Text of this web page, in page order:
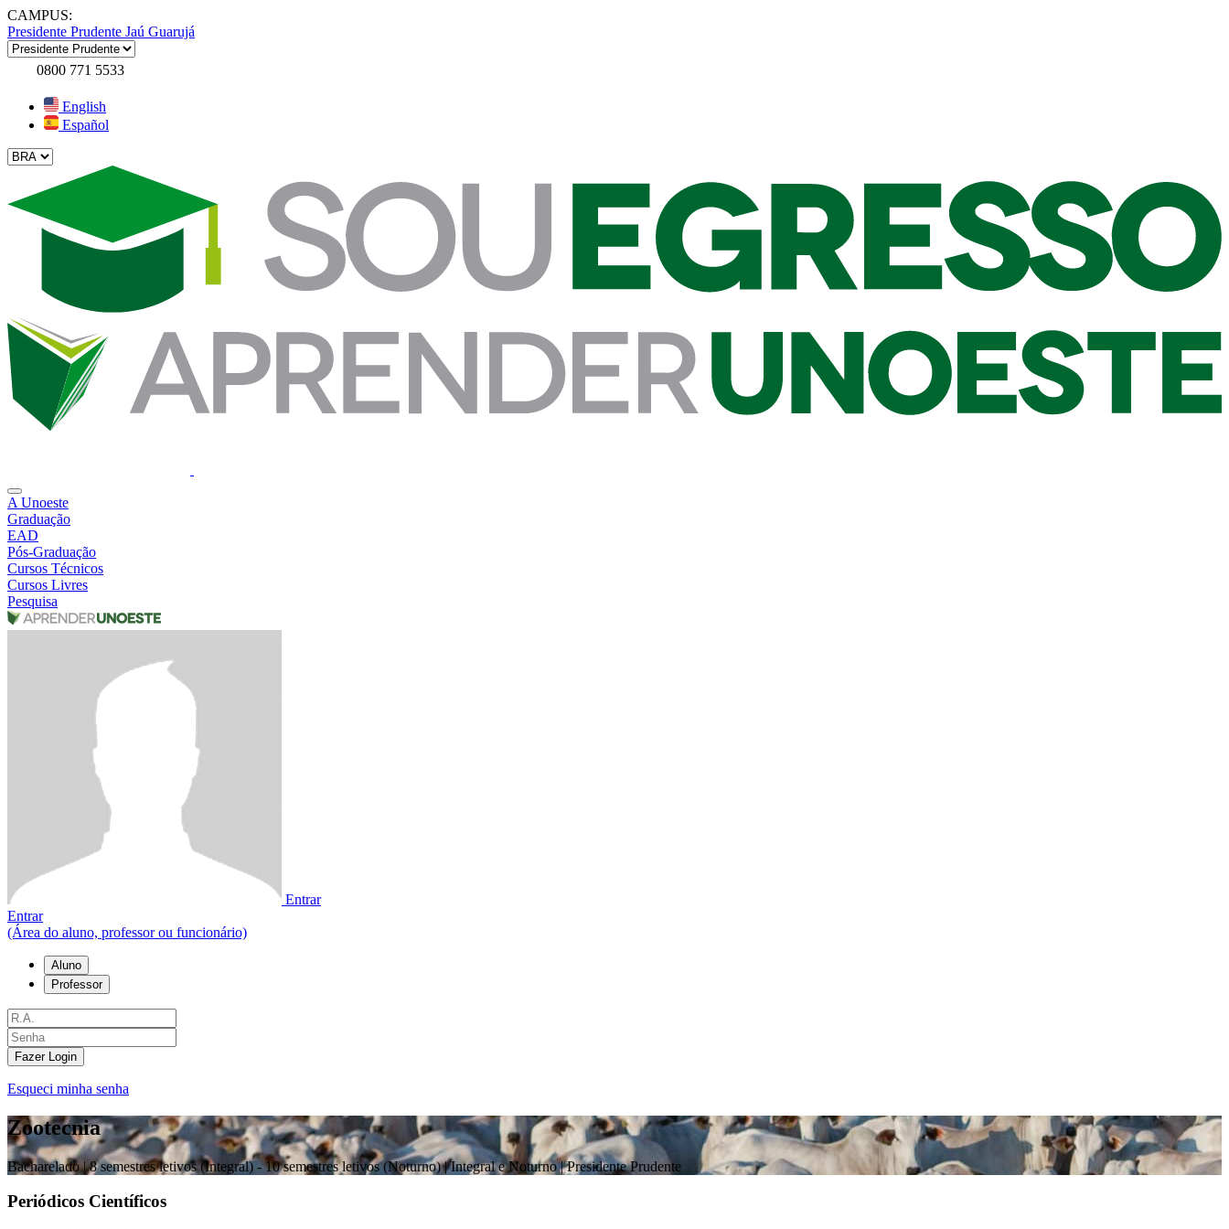
CAMPUS:
Presidente Prudente Jaú Guarujá
0800 771 5533
English
Español
A Unoeste
Graduação
EAD
Pós-Graduação
Cursos Técnicos
Cursos Livres
Pesquisa
Entrar
Entrar
(Área do aluno, professor ou funcionário)
Aluno
Professor
Fazer Login
Esqueci minha senha
Zootecnia
Bacharelado |8 semestres letivos (Integral) - 10 semestres letivos (Noturno) | Integral e Noturno| Presidente Prudente
Periódicos Científicos